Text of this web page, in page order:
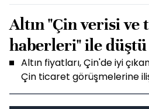
Altın "Çin verisi ve
haberleri" ile düştü
Altın fiyatları, Çin'de iyi
Çin ticaret görüşmelerine